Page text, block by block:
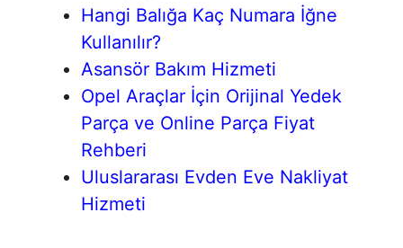
Hangi Balığa Kaç Numara İğne
Kullanılır?
Asansör Bakım Hizmeti
Opel Araçlar İçin Orijinal Yedek
Parça ve Online Parça Fiyat
Rehberi
Uluslararası Evden Eve Nakliyat
Hizmeti